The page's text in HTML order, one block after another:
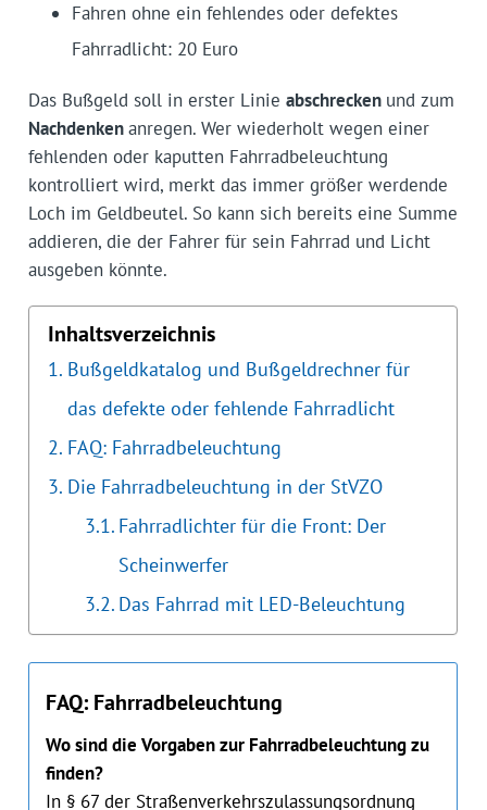
Fahren ohne ein fehlendes oder defektes
Fahrradlicht: 20 Euro
Das Bußgeld soll in erster Linie abschrecken und zum
Nachdenkenanregen. Wer wiederholt wegen einer
fehlenden oder kaputten Fahrradbeleuchtung
kontrolliert wird, merkt das immer größer werdende
Loch im Geldbeutel. So kann sich bereits eine Summe
addieren, die der Fahrer für sein Fahrrad und Licht
ausgeben könnte.
Inhaltsverzeichnis
Bußgeldkatalog und Bußgeldrechner für
das defekte oder fehlende Fahrradlicht
FAQ: Fahrradbeleuchtung
Die Fahrradbeleuchtung in der StVZO
Fahrradlichter für die Front: Der
Scheinwerfer
Das Fahrrad mit LED-Beleuchtung
FAQ: Fahrradbeleuchtung
Wo sind die Vorgaben zur Fahrradbeleuchtung zu
finden?
In § 67 der Straßenverkehrszulassungsordnung